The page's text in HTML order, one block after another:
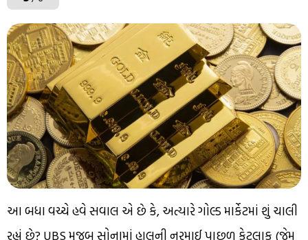
આ બધા વચ્ચે હવે સવાલ એ છે કે, અત્યારે ગોલ્ડ માર્કેટમાં શું ચાલી
રહ્યું છે? UBS મુજબ સોનામાં હાલની નરમાઈ પાછળ કેટલાક (જેમ